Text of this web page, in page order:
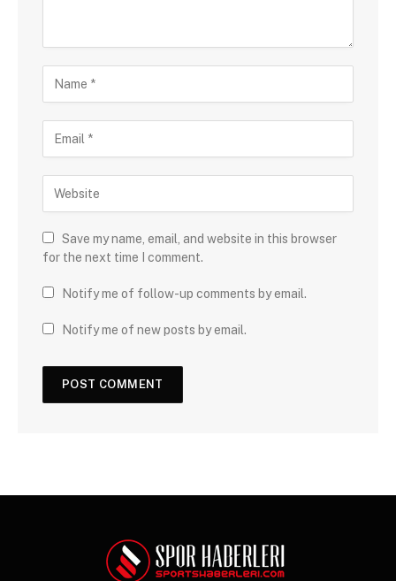
Save my name, email, and website in this browser
for the next time I comment.
Notify me of follow-up comments by email.
Notify me of new posts by email.